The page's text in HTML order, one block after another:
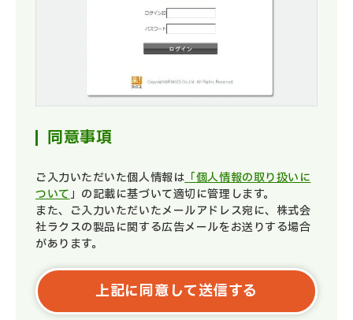
同意事項
ご入力いただいた個人情報は 「個人情報の取り扱いに
ついて」の記載に基づいて適切に管理します。
また、ご入力いただいたメールアドレス宛に、株式会
社ラクスの製品に関する広告メールをお送りする場合
があります。